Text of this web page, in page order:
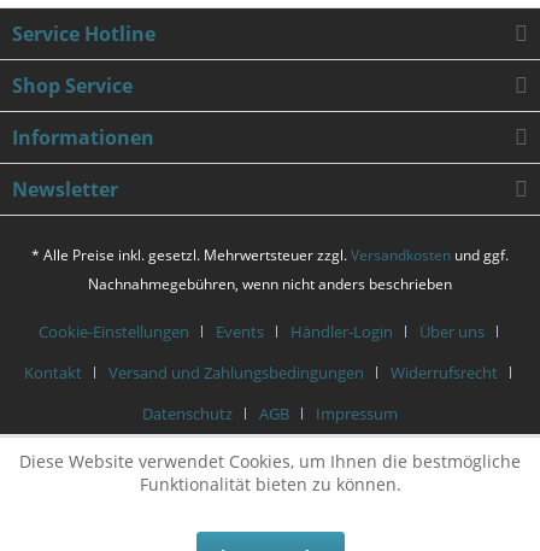
Service Hotline
Shop Service
Informationen
Newsletter
* Alle Preise inkl. gesetzl. Mehrwertsteuer zzgl.Versandkosten und ggf.
Nachnahmegebühren, wenn nicht anders beschrieben
Cookie-Einstellungen Events Händler-Login
Über uns
Kontakt
Versand und Zahlungsbedingungen
Widerrufsrecht
Datenschutz
AGB Impressum
Diese Website verwendet Cookies, um Ihnen die bestmögliche
Funktionalität bieten zu können.